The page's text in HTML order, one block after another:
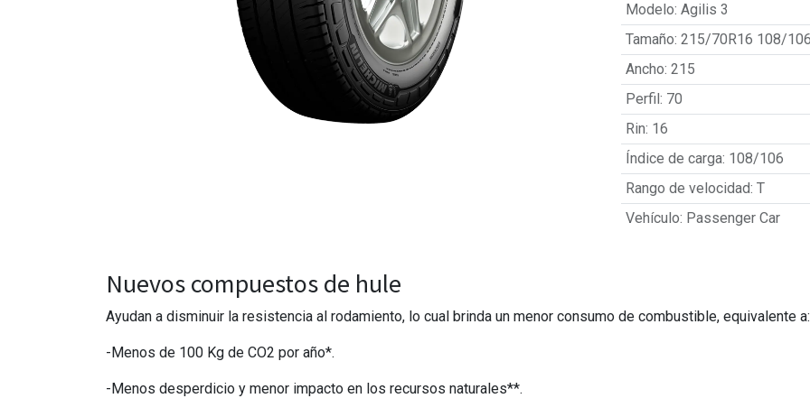
Modelo: Agilis 3
Tamaño: 215/70R16 108/
Ancho: 215
Perfil: 70
Rin: 16
Índice de carga: 108/106
Rango de velocidad: T
Vehículo: Passenger Car
Nuevos compuestos de hule
Ayudan a disminuir la resistencia al rodamiento, lo cual brinda un menor consumo de combustible, equivalente a:
-Menos de 100 Kg de CO2 por año*.
-Menos desperdicio y menor impacto en los recursos naturales**.